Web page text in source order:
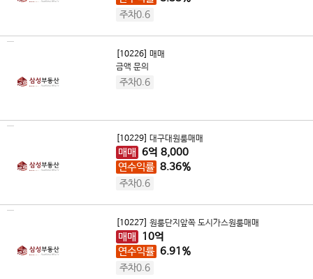
주차0.6
[10226] 매매
금액 문의
주차0.6
[10229] 대구대원룸매매
매매 6억 8,000
연수익률 8.36%
주차0.6
[10227] 원룸단지앞쪽 도시가스원룸매매
매매 10억
연수익률 6.91%
주차0.6